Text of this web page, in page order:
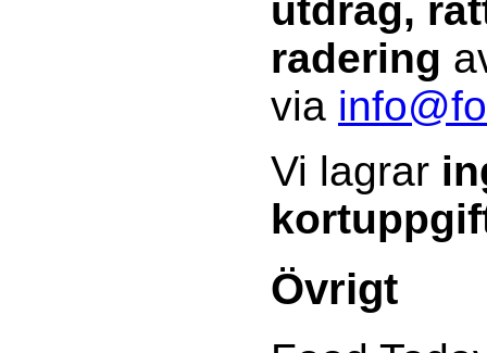
utdrag,
radering
via
Vi lagrar
Övrigt